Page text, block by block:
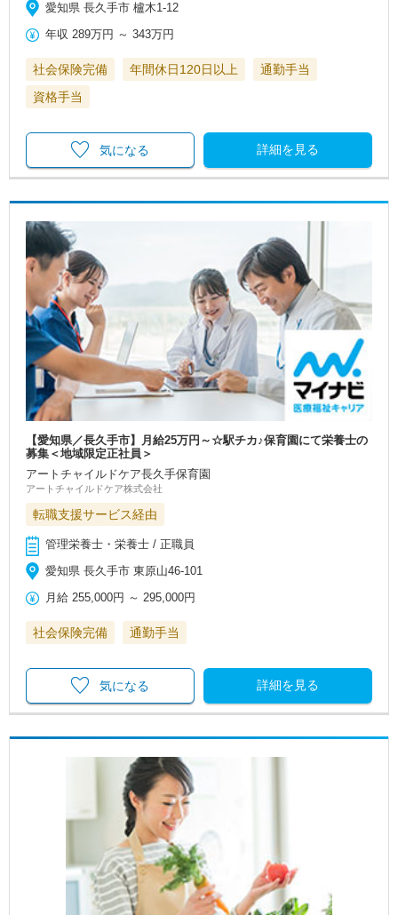
愛知県 長久手市 櫨木1-12
年収 289万円 ～343万円
社会保険完備 年間休日120日以上
通勤手当
資格手当
詳細を見る
気になる
【愛知県／長久手市】月給25万円～☆駅チカ♪保育園にて栄養士の
募集＜地域限定正社員＞
アートチャイルドケア長久手保育園
アートチャイルドケア株式会社
転職支援サービス経由
管理栄養士・栄養士 / 正職員
愛知県 長久手市 東原山46-101
月給 255,000円 ～295,000円
社会保険完備 通勤手当
詳細を見る
気になる